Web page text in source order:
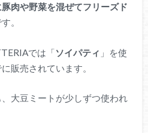
肉や野菜を混ぜてフリーズド
。
では「ソイパティ 」を使
販売されています。
大豆ミートが少しずつ使われ